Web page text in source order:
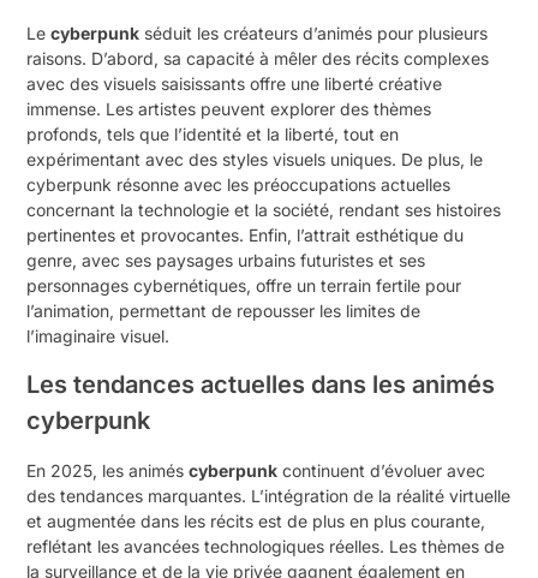
Lecyberpunk séduit les créateurs d’animés pour plusieurs
raisons. D’abord, sa capacité à mêler des récits complexes
avec des visuels saisissants offre une liberté créative
immense. Les artistes peuvent explorer des thèmes
profonds, tels que l’identité et la liberté, tout en
expérimentant avec des styles visuels uniques. De plus, le
cyberpunk résonne avec les préoccupations actuelles
concernant la technologie et la société, rendant ses histoires
pertinentes et provocantes. Enfin, l’attrait esthétique du
genre, avec ses paysages urbains futuristes et ses
personnages cybernétiques, offre un terrain fertile pour
l’animation, permettant de repousser les limites de
l’imaginaire visuel.
Les tendances actuelles dans les animés
cyberpunk
En 2025, les animéscyberpunk continuent d’évoluer avec
des tendances marquantes. L’intégration de la réalité virtuelle
et augmentée dans les récits est de plus en plus courante,
reflétant les avancées technologiques réelles. Les thèmes de
la surveillance et de la vie privée gagnent également en